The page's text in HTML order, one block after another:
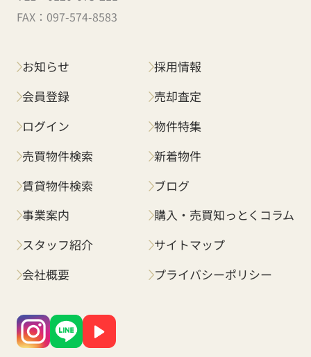
FAX： 097-574-8583
お知らせ
会員登録
ログイン
売買物件検索
賃貸物件検索
事業案内
スタッフ紹介
会社概要
採用情報
売却査定
物件特集
新着物件
ブログ
購入・売買知っとくコラム
サイトマップ
プライバシーポリシー